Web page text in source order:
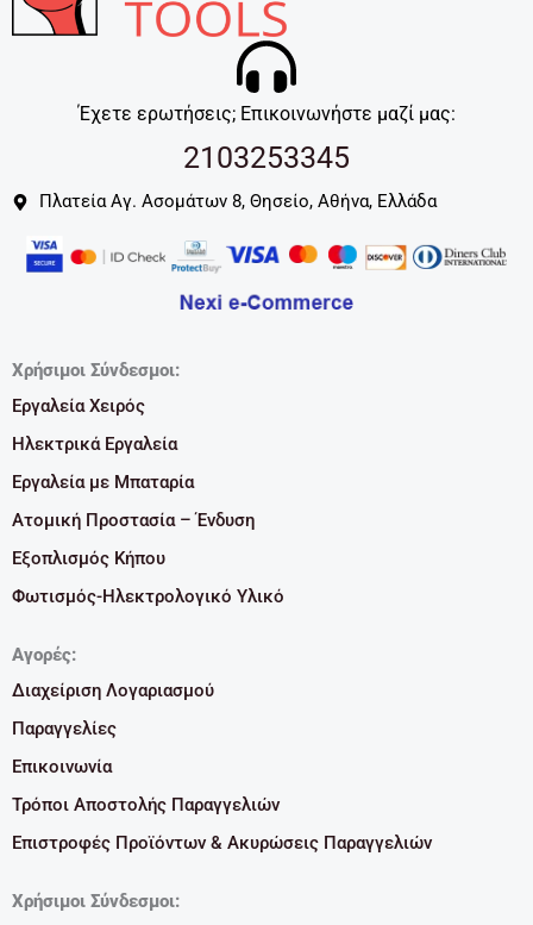
Έχετε ερωτήσεις; Επικοινωνήστε μαζί μας:
2103253345
Πλατεία Αγ. Ασομάτων 8, Θησείο, Αθήνα, Ελλάδα
Χρήσιμοι Σύνδεσμοι:
Εργαλεία Χειρός
Ηλεκτρικά Εργαλεία
Εργαλεία με Μπαταρία
Ατομική Προστασία – Ένδυση
Εξοπλισμός Κήπου
Φωτισμός-Ηλεκτρολογικό Υλικό
Αγορές:
Διαχείριση Λογαριασμού
Παραγγελίες
Επικοινωνία
Τρόποι Αποστολής Παραγγελιών
Επιστροφές Προϊόντων & Ακυρώσεις Παραγγελιών
Χρήσιμοι Σύνδεσμοι: